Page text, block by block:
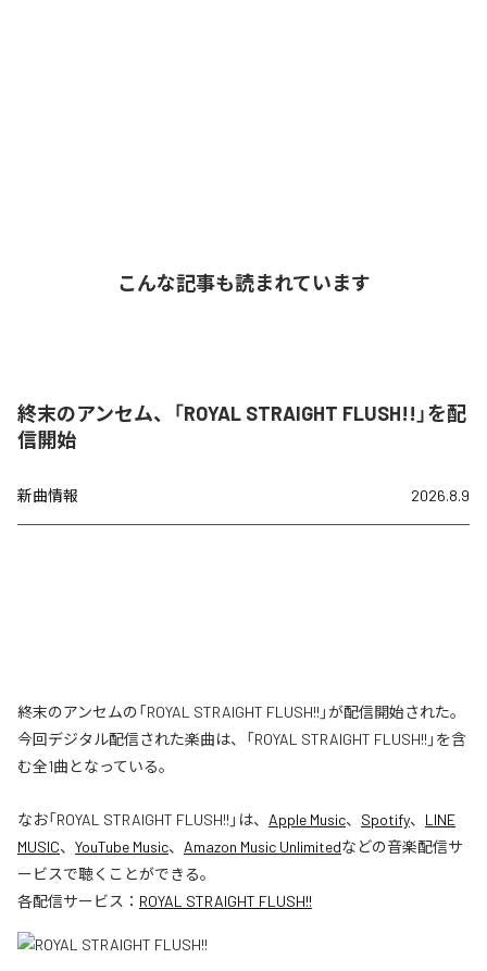
こんな記事も読まれています
終末のアンセム、「ROYAL STRAIGHT FLUSH!!」を配
信開始
新曲情報 2026.8.9
終末のアンセムの「ROYAL STRAIGHT FLUSH!!」が配信開始された。
今回デジタル配信された楽曲は、「ROYAL STRAIGHT FLUSH!!」を含
む全1曲となっている。
なお「ROYAL STRAIGHT FLUSH!! 」は、 Apple Music、 Spotify、 LINE
MUSIC、 YouTube Music、 Amazon Music Unlimitedなどの音楽配信サ
ービスで聴くことができる。
各配信サービス： ROYAL STRAIGHT FLUSH!!